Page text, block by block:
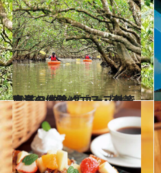
2015.3.16
東洋のガラパゴス・奄美大島の マングローブ林でカヌー体験
旅＆お出かけ